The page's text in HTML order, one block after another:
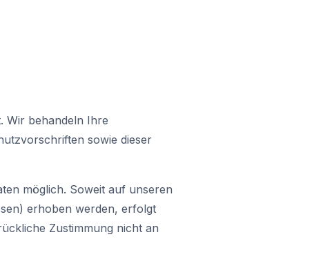
Wir behandeln Ihre
sowie dieser
möglich. Soweit auf unseren
erhoben werden, erfolgt
Zustimmung nicht an